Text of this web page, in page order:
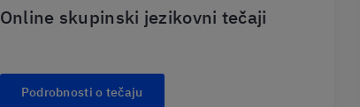
Online skupinski jezikovni tečaji
Podrobnosti o tečaju